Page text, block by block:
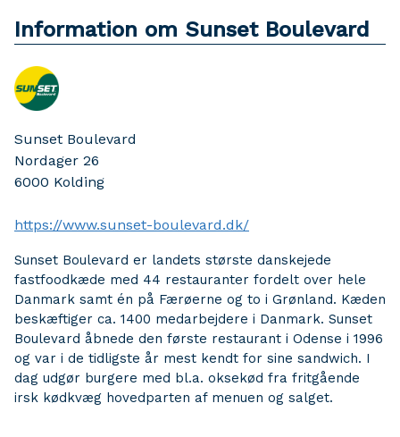
Information om Sunset Boulevard
Sunset Boulevard
Nordager 26
6000 Kolding
https://www.sunset-boulevard.dk/
Sunset Boulevard er landets største danskejede
fastfoodkæde med 44 restauranter fordelt over hele
Danmark samt én på Færøerne og to i Grønland. Kæden
beskæftiger ca. 1400 medarbejdere i Danmark. Sunset
Boulevard åbnede den første restaurant i Odense i 1996
og var i de tidligste år mest kendt for sine sandwich. I
dag udgør burgere med bl.a. oksekød fra fritgående
irsk kødkvæg hovedparten af menuen og salget.